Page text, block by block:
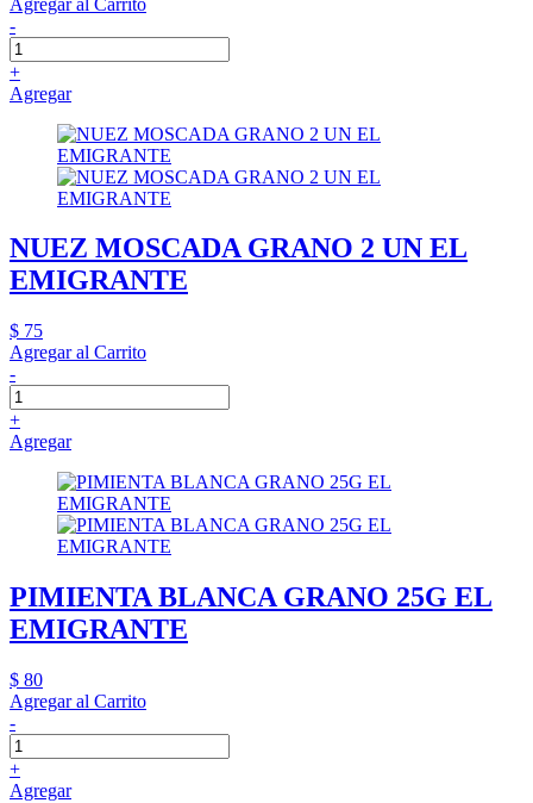
-
+
Agregar
NUEZ MOSCADA GRANO 2 UN EL
EMIGRANTE
$ 75
Agregar al Carrito
-
+
Agregar
PIMIENTA BLANCA GRANO 25G EL
EMIGRANTE
$ 80
Agregar al Carrito
-
+
Agregar